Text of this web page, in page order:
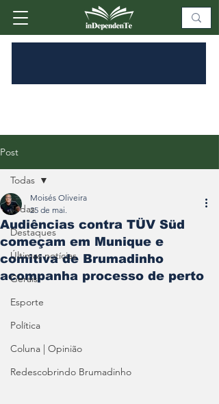
Post
Todas
Destaques
Últimas notícias
Gerais
Esporte
Política
Coluna | Opinião
Redescobrindo Brumadinho
Todas
Audiências contra TÜV Süd
começam em Munique e
comitiva de Brumadinho
acompanha processo de perto
Moisés Oliveira
25 de mai.